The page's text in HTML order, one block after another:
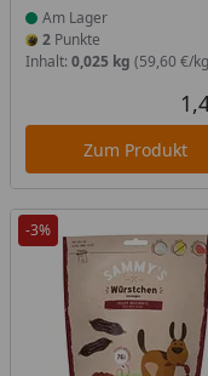
Am Lager
2 Punkte
Inhalt: 0,025 kg (59,60 €/
Zum Produkt
-3%